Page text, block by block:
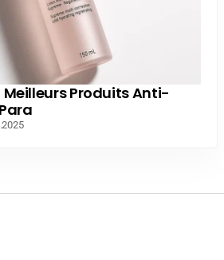
Meilleurs Produits Anti-